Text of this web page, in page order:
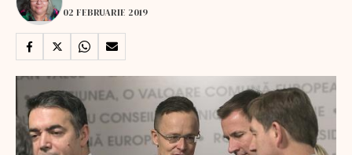
02 FEBRUARIE 2019